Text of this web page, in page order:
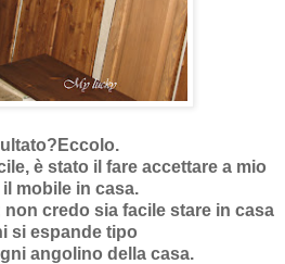
è stato il fare accettare a mio
mobile in casa.
credo sia facile stare in casa
si espande tipo
angolino della casa.